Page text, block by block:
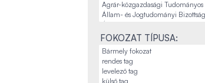
FOKOZAT TÍPUSA: